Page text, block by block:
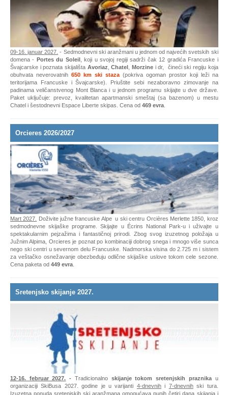
09-16. januar2027.
- Sedmodnevni ski aranžmani u jednom od najvećih svetskih ski
domena -Portes du Soleil, koji u svojoj regiji sadrži čak 12 gradića Francuske i
Švajcarske i poznata skijalištaAvoriaz,Chatel ,Morzinei dr, čineći ski regiju koja
obuhvata neverovatnih650 km ski staza(pokriva ogoman prostor koji leži na
teritorijama Francuske i Švajcarske). Priuštite sebi nezaboravno zimovanje na
padinama veličanstvenog Mont Blanca i u jednom programu skijajte u dve države.
Paket uključuje: prevoz, kvalitetan apartmanski smeštaj (sa bazenom) u mestu
Chatel i šestodnevni Espace Liberte skipas. Cena od469 evra.
Orcieres 2026/2027
Mart 2027.Doživite južne francuske Alpe u ski centru Orcières Merlette 1850, kroz
sedmodnevne skijaške programe. Skijajte u Écrins National Park-u i uživajte u
spektakularnim pejzažima i fantastičnoj prirodi. Zbog svog izuzetnog položaja u
Južnim Alpima, Orcieres je poznat po kombinaciji dobrog snega i mnogo više sunca
nego ski centri u severnom delu Francuske. Nadmorska visina do 2.725 m i sistem
za veštačko osnežavanje obezbeđuju odlične skijaške uslove tokom cele sezone.
Cena paketa od449 evra.
Sretenjsko skijanje 2027.
12-16. februar 2027.-
organizaciji SkiBusa 2027. godine je u varijanti4-dnevnihi7-dnevnihski tura.
Izuzetna ponuda sretenjskih ski aranžmana omogućava punih četiri dana skijanja i
uključuje sledeće atraktivne ski programe: